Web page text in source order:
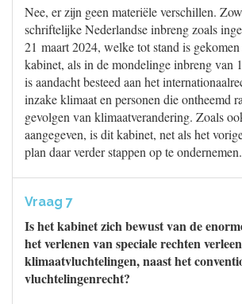
Nee, er zijn geen materiële verschillen.
schriftelijke Nederlandse inbreng zoals
21 maart 2024, welke tot stand is
kabinet, als in de mondelinge inbreng van
is aandacht besteed aan het
inzake klimaat en personen die ontheemd
gevolgen van klimaatverandering. Zoals
aangegeven, is dit kabinet, net als het
plan daar verder stappen op te ondernemen.
Vraag 7
Is het kabinet zich bewust van de
het verlenen van speciale rechten
klimaatvluchtelingen, naast het
vluchtelingenrecht?